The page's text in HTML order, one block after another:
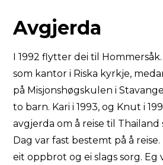
Avgjerda
I 1992 flytter dei til
som kantor i Riska kyrkje,
på Misjonshøgskulen i
to barn. Kari i 1993, og Knut i
avgjerda om å reise til
Dag var fast bestemt på å
eit oppbrot og ei slags sorg. Eg